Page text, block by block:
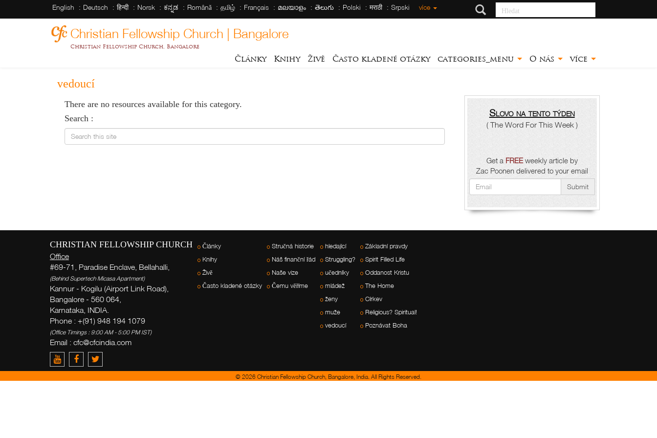
English Deutsch हिन्दी Norsk ಕನ್ನಡ Română தமிழ் Français മലയാളം తెలుగు Polski मराठी Srpski více Hledat
Christian Fellowship Church | Bangalore
Christian Fellowship Church, Bangalore
Články Knihy Živě Často kladené otázky categories_menu O nás více
vedoucí
There are no resources available for this category.
Search :
Search this site
Slovo na tento týden
( The Word For This Week )
Get a FREEweekly article by
Zac Poonen delivered to your email
Submit
CHRISTIAN FELLOWSHIP CHURCH
Office
#69-71, Paradise Enclave, Bellahalli,
(Behind Supertech Micasa Apartment)
Kannur - Kogilu (Airport Link Road),
Bangalore - 560 064,
Karnataka, INDIA.
Phone : +(91) 948 194 1079
(Office Timings : 9:00 AM - 5:00 PM IST)
Email : cfc@cfcindia.com
Články
Knihy
Živě
Často kladené otázky
Stručná historie
Náš finanční řád
Naše vize
Čemu věříme
hledající
Struggling?
učedníky
mládež
ženy
muže
vedoucí
Základní pravdy
Spirit Filled Life
Oddanost Kristu
The Home
Církev
Religious? Spiritual!
Poznávat Boha
© 2026 Christian Fellowship Church, Bangalore, India. All Rights Reserved.